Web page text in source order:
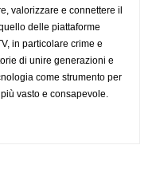
valorizzare e connettere il
delle piattaforme
in particolare crime e
di unire generazioni e
come strumento per
vasto e consapevole.